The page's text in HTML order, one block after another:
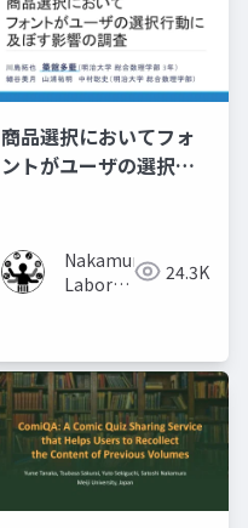
商品選択においてフォ
ントがユーザの選択行
Nakamura
Laboratory 24.3K